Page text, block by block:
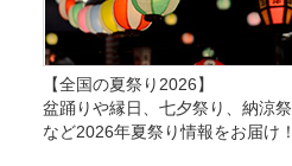
【全国の夏祭り2026】
盆踊りや縁日、七夕祭り、納涼祭
など2026年夏祭り情報をお届け！